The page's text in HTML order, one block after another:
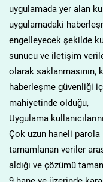
uygulamada yer alan
uygulamadaki
engelleyecek şekilde
sunucu ve iletişim
olarak saklanmasının,
haberleşme güvenliği
mahiyetinde olduğu,
Uygulama
Çok uzun haneli
tamamlanan veriler
aldığı ve çözümü